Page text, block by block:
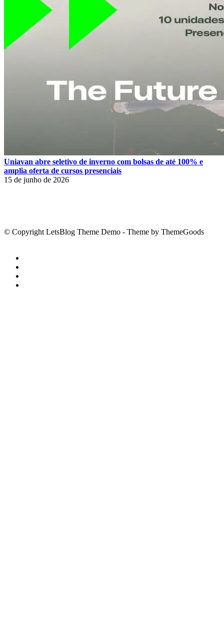
Uniavan abre seletivo de inverno com bolsas de até 100% e
amplia oferta de cursos presenciais
15 de junho de 2026
© Copyright LetsBlog Theme Demo - Theme by ThemeGoods